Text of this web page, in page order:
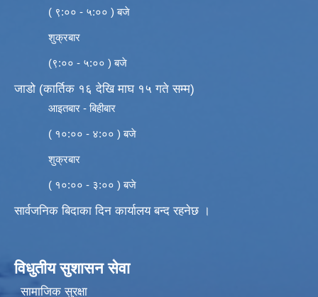
( ९:०० - ५:०० ) बजे
शुक्रबार
(९:०० - ५:०० ) बजे
जाडो (कार्तिक १६ देखि माघ १५ गते सम्म)
आइतबार - बिहीबार
( १०:०० - ४:०० ) बजे
शुक्रबार
( १०:०० - ३:०० ) बजे
सार्वजनिक बिदाका दिन कार्यालय बन्द रहनेछ ।
विधुतीय सुशासन सेवा
सामाजिक सुरक्षा